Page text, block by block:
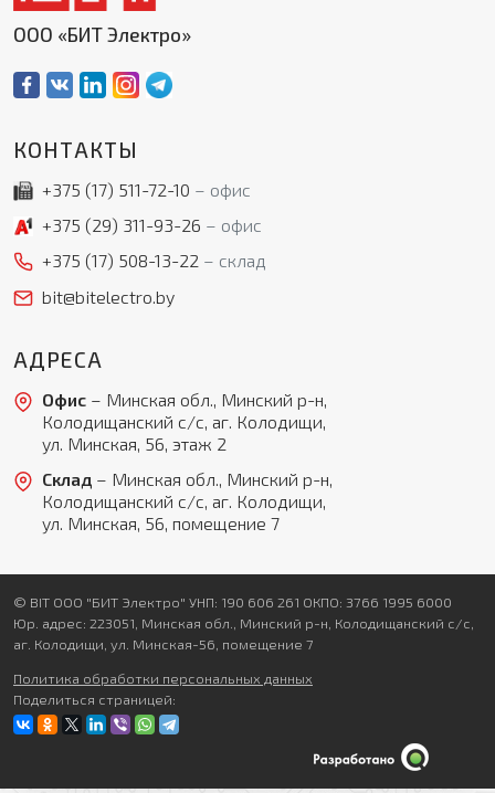
ООО «БИТ Электро»
КОНТАКТЫ
+375 (17) 511-72-10
офис
+375 (29) 311-93-26
офис
+375 (17) 508-13-22
склад
bit@bitelectro.by
АДРЕСА
Офис– Минская обл., Минский р-н,
Колодищанский с/с, аг. Колодищи,
ул. Минская, 56, этаж 2
Склад– Минская обл., Минский р-н,
Колодищанский с/с, аг. Колодищи,
ул. Минская, 56, помещение 7
© BIT ООО "БИТ Электро" УНП: 190 606 261 ОКПО: 3766 1995 6000
Юр. адрес: 223051, Минская обл., Минский р-н, Колодищанский с/с,
аг. Колодищи, ул. Минская-56, помещение 7
Политика обработки персональных данных
Поделиться страницей: